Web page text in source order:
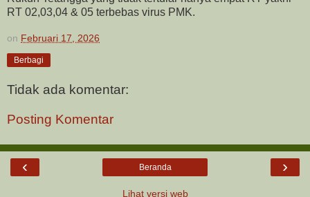
RT 02,03,04 & 05 terbebas virus PMK.
on Februari 17, 2026
Berbagi
Tidak ada komentar:
Posting Komentar
‹ ›
Beranda
Lihat versi web